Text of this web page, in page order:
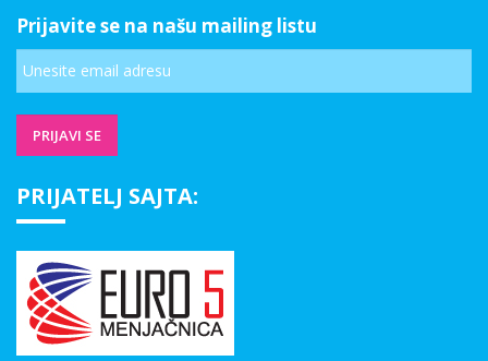
Prijavite se na našu mailing listu
PRIJATELJ SAJTA: